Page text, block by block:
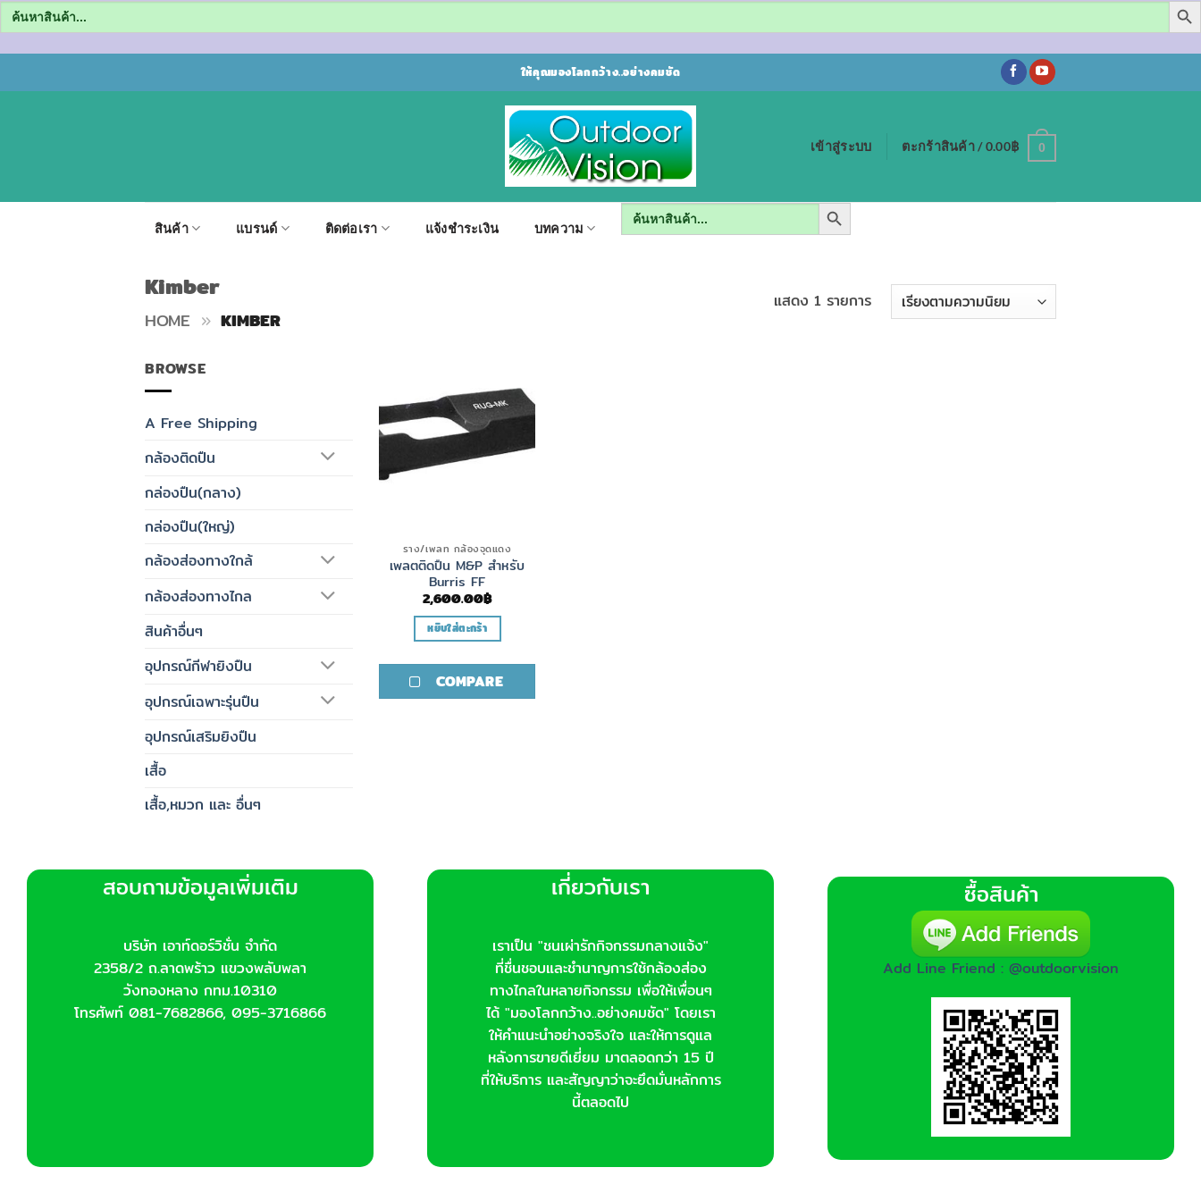
Search
for:
ไป
ให้คุณมองโลกกว้าง..อย่างคมชัด
เข้าสู่ระบบ ตะกร้าสินค้า /0.00฿ 0
สินค้า แบรนด์ ติดต่อเรา แจ้งชำระเงิน บทความ
Search
for:
SEARCH BUTTON
Kimber
HOME » KIMBER
แสดง 1 รายการ
BROWSE
A Free Shipping
กล้องติดปืน
กล่องปืน(กลาง)
กล่องปืน(ใหญ่)
กล้องส่องทางใกล้
กล้องส่องทางไกล
สินค้าอื่นๆ
อุปกรณ์กีฬายิงปืน
อุปกรณ์เฉพาะรุ่นปืน
อุปกรณ์เสริมยิงปืน
เสื้อ
เสื้อ,หมวก และ อื่นๆ
ราง/เพลท กล้องจุดแดง
เพลตติดปืน M&P สำหรับ
Burris FF
2,600.00฿
หยิบใส่ตะกร้า
COMPARE
สอบถามข้อมูลเพิ่มเติม
บริษัท เอาท์ดอร์วิชั่น จำกัด
2358/2 ถ.ลาดพร้าว แขวงพลับพลา
วังทองหลาง กทม.10310
โทรศัพท์ 081-7682866, 095-3716866
เกี่ยวกับเรา
เราเป็น "ชนเผ่ารักกิจกรรมกลางแจ้ง"
ที่ชื่นชอบและชำนาญการใช้กล้องส่อง
ทางไกลในหลายกิจกรรม เพื่อให้เพื่อนๆ
ได้ "มองโลกกว้าง..อย่างคมชัด" โดยเรา
ให้คำแนะนำอย่างจริงใจ และให้การดูแล
หลังการขายดีเยี่ยม มาตลอดกว่า 15 ปี
ที่ให้บริการ และสัญญาว่าจะยึดมั่นหลักการ
นี้ตลอดไป
ซื้อสินค้า
Add Line Friend : @outdoorvision